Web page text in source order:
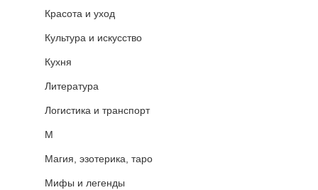
Красота и уход
Культура и искусство
Кухня
Литература
Логистика и транспорт
М
Магия, эзотерика, таро
Мифы и легенды